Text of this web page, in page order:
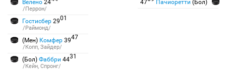
Велено 24
/Перрон/
Гостисбер 2901
/Раймонд/
(Мен) Комфер 3947
/Копп, Зайдер/
(Бол) Фаббри 4431
/Кейн, Спронг/
47 Пачиоретти (Бол)